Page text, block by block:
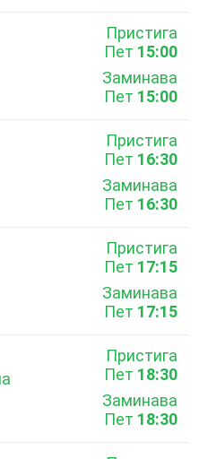
Пристига
Пет 15:00
Заминава
Пет 15:00
Пристига
Пет 16:30
Заминава
Пет 16:30
Пристига
Пет 17:15
Заминава
Пет 17:15
Пристига
Пет 18:30
Заминава
Пет 18:30